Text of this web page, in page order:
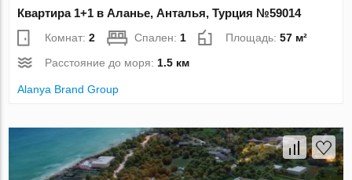
Квартира 1+1 в Аланье, Анталья, Турция №59014
Комнат:2 Спален: 1 Площадь:57 м²
Расстояние до моря: 1.5 км
Alanya Brand Group